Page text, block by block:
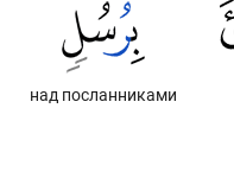
над посланниками